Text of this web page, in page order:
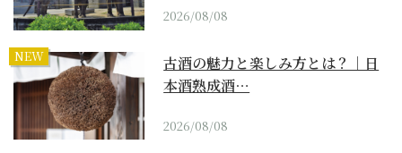
2026/08/08
NEW
古酒の魅力と楽しみ方とは？｜日
本酒熟成酒…
2026/08/08